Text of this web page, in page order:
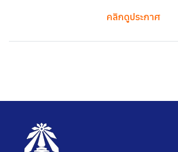
คลิกดูประกาศ